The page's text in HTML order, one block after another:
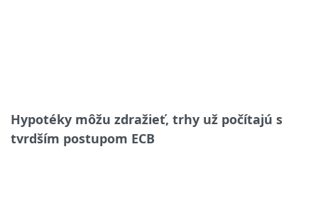
Hypotéky môžu zdražieť, trhy už počítajú s
tvrdším postupom ECB